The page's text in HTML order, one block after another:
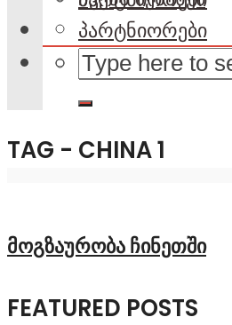
პარტნიორები
TAG - CHINA 1
მოგზაურობა ჩინეთში
FEATURED POSTS